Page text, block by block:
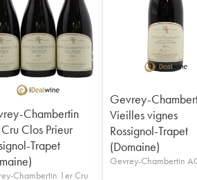
Chambertin
Clos Prieur
Trapet
Chambertin 1er Cru
Gevrey-
Vieilles vignes
Rossignol-Trapet
(Domaine)
Gevrey-Chambertin